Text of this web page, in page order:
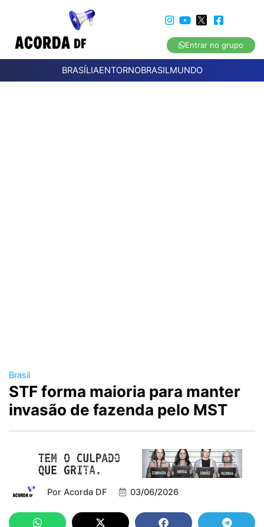
Entrar no grupo
BRASÍLIAENTORNOBRASILMUNDO
Brasil
STF forma maioria para manter
invasão de fazenda pelo MST
Por Acorda DF 03/06/2026